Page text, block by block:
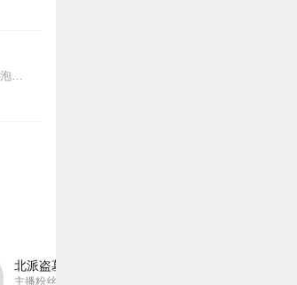
【冒泡有奖】听说杨千幻那厮要与我一较高下，我许七安要开始装叉了！快进入声音播放页戳下方输入框，冒个泡偷偷告诉我，我要用哪些诗词才能胜过他？说得好的，有赏！202...
北派盗墓笔记丨头陀渊出品丨悬疑灵异丨摸金校尉
主播粉丝1659万